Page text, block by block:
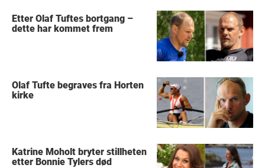
Etter Olaf Tuftes bortgang –
dette har kommet frem
Olaf Tufte begraves fra Horten
kirke
Katrine Moholt bryter stillheten
etter Bonnie Tylers død